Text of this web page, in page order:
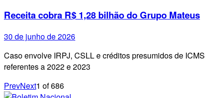
Receita cobra R$ 1,28 bilhão do Grupo Mateus
30 de junho de 2026
Caso envolve IRPJ, CSLL e créditos presumidos de ICMS
referentes a 2022 e 2023
PrevNext1 of686